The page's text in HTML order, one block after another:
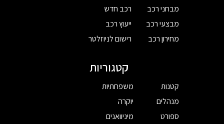
מבחני רכב
מבצעי רכב
מחירון רכב
רכב חדש
ייעוץ רכב
רישום לניוזלטר
קטגוריות
קטנות
מנהלים
ספורט
משפחתיות
יוקרה
מיניוואנים